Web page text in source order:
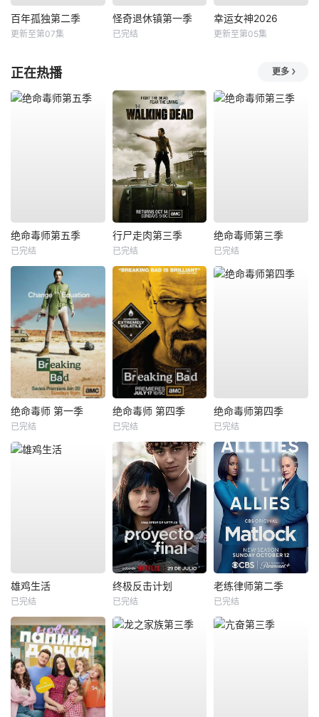
百年孤独第二季
更新至第07集
怪奇退休镇第一季
已完结
幸运女神2026
更新至第05集
正在热播 更多
绝命毒师第五季
已完结
行尸走肉第三季
已完结
绝命毒师第三季
已完结
绝命毒师 第一季
已完结
绝命毒师 第四季
已完结
绝命毒师第四季
已完结
雄鸡生活
已完结
终极反击计划
已完结
老练律师第二季
已完结